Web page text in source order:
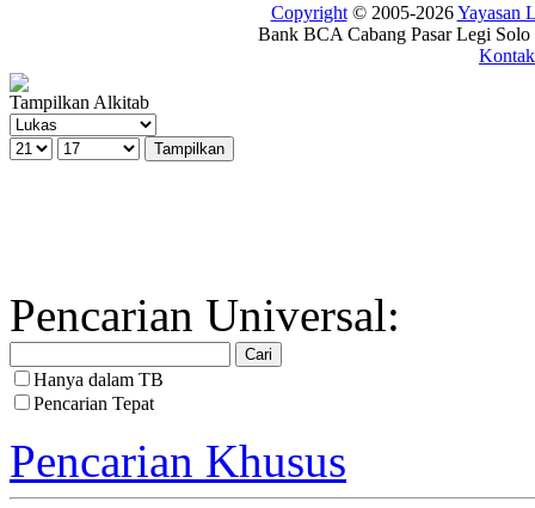
Copyright© 2005-2026Yayasan
Bank BCA Cabang Pasar Legi
Kontak
Tampilkan Alkitab
Pencarian Universal:
Hanya dalam TB
Pencarian Tepat
Pencarian Khusus